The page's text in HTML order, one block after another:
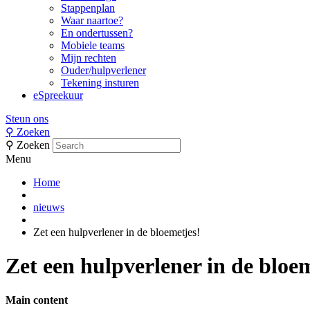
Stappenplan
Waar naartoe?
En ondertussen?
Mobiele teams
Mijn rechten
Ouder/hulpverlener
Tekening insturen
eSpreekuur
Steun ons
⚲ Zoeken
⚲ Zoeken
Menu
Home
nieuws
Zet een hulpverlener in de bloemetjes!
Zet een hulpverlener in de
Main content